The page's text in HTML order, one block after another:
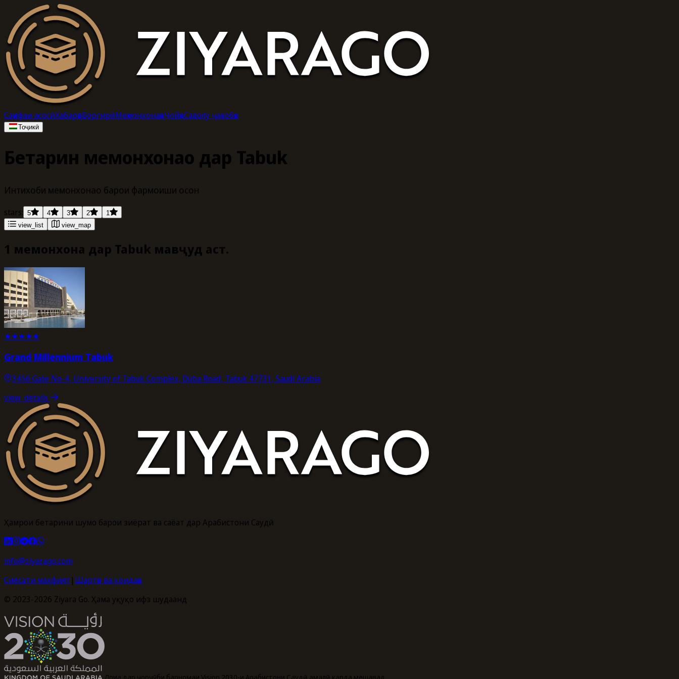
Саҳифаи асосӣХабарҳоБоргирӣМеҳмонхонаҳоҶойҳоСаволу ҷавобҳо
Тоҷикӣ
Беҳтарин меҳмонхонаҳо дар Tabuk
Интихоби меҳмонхонаҳо барои фармоиши осон
stars: 5 4 3 2
1
view_list
view_map
1 меҳмонхона дар Tabuk мавҷуд аст.
★★★★★
Grand Millennium Tabuk
3456 Gate No-4, University of Tabuk Complex, Duba Road, Tabuk 47731, Saudi Arabia
view_details
Ҳамроҳи беҳтарини шумо барои зиёрат ва саёҳат дар Арабистони Саудӣ
info@ziyarago.com
Сиёсати махфият | Шартҳо ва қоидаҳо
© 2023-2026 Ziyara Go. Ҳама ҳуқуқҳо ҳифз шудаанд